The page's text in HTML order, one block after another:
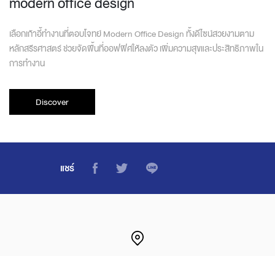
เลือกเก้าอี้ทำงานที่ตอบโจทย์ Modern Office Design ทั้งดีไซน์สวยงามตาม
หลักสรีรศาสตร์ ช่วยจัดพื้นที่ออฟฟิศให้ลงตัว เพิ่มความสุขและประสิทธิภาพใน
การทำงาน
Discover
แชร์